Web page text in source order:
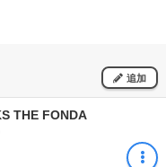
追加
THE FONDA